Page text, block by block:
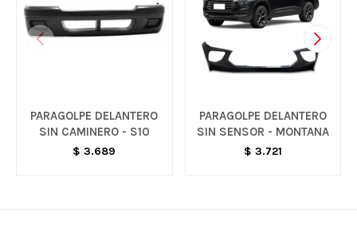
PARAGOLPE DELANTERO
SIN CAMINERO - S10
$ 3.689
PARAGOLPE DELANTERO
SIN SENSOR - MONTANA
$ 3.721